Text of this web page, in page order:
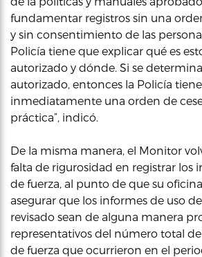
fundamentar registros sin una
y sin consentimiento de las
Policía tiene que explicar qué es
autorizado y dónde. Si se
autorizado, entonces la Policía
inmediatamente una orden de
práctica”, indicó.
De la misma manera, el Monitor
falta de rigurosidad en registrar los
de fuerza, al punto de que su
asegurar que los informes de uso
revisado sean de alguna manera
representativos del número total
de fuerza que ocurrieron en el